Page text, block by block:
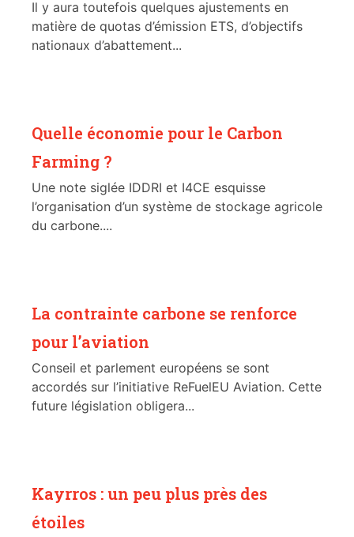
Il y aura toutefois quelques ajustements en
matière de quotas d’émission ETS, d’objectifs
nationaux d’abattement...
Quelle économie pour le Carbon
Farming ?
Une note siglée IDDRI et I4CE esquisse
l’organisation d’un système de stockage agricole
du carbone....
La contrainte carbone se renforce
pour l’aviation
Conseil et parlement européens se sont
accordés sur l’initiative ReFuelEU Aviation. Cette
future législation obligera...
Kayrros : un peu plus près des
étoiles